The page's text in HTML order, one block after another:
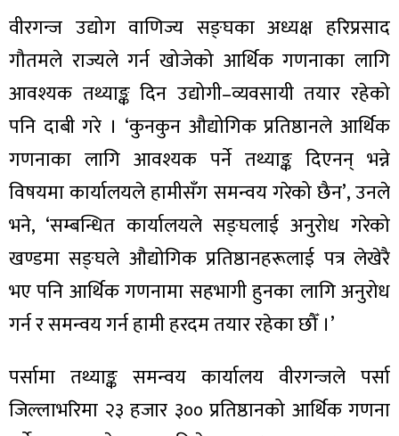
वीरगन्ज उद्योग वाणिज्य सङ्घका अध्यक्ष हरिप्रसाद
गौतमले राज्यले गर्न खोजेको आर्थिक गणनाका लागि
आवश्यक तथ्याङ्क दिन उद्योगी–व्यवसायी तयार रहेको
पनि दाबी गरे । ‘कुनकुन औद्योगिक प्रतिष्ठानले आर्थिक
गणनाका लागि आवश्यक पर्ने तथ्याङ्क दिएनन् भन्ने
विषयमा कार्यालयले हामीसँग समन्वय गरेको छैन’, उनले
भने, ‘सम्बन्धित कार्यालयले सङ्घलाई अनुरोध गरेको
खण्डमा सङ्घले औद्योगिक प्रतिष्ठानहरूलाई पत्र लेखेरै
भए पनि आर्थिक गणनामा सहभागी हुनका लागि अनुरोध
गर्न र समन्वय गर्न हामी हरदम तयार रहेका छौँ ।’
पर्सामा तथ्याङ्क समन्वय कार्यालय वीरगन्जले पर्सा
जिल्लाभरिमा २३ हजार ३०० प्रतिष्ठानको आर्थिक गणना